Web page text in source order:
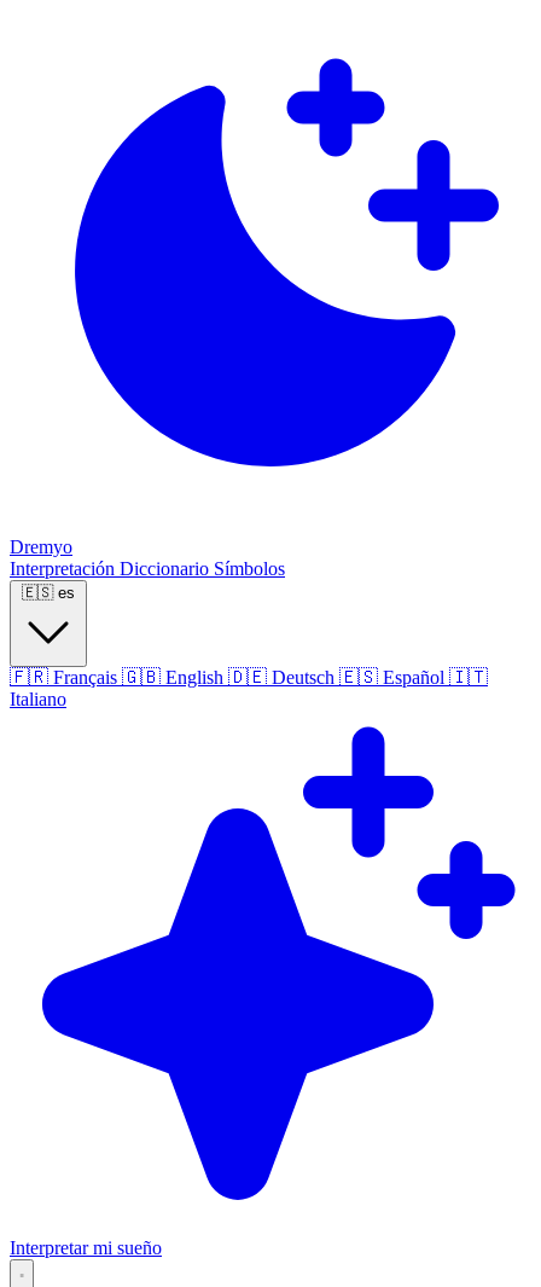
Dremyo
Interpretación Diccionario Símbolos
🇪🇸 es
🇫🇷 Français 🇬🇧 English 🇩🇪 Deutsch 🇪🇸 Español 🇮🇹
Italiano
Interpretar mi sueño